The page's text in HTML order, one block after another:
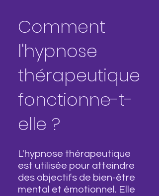
Comment
l'hypnose
thérapeutique
fonctionne-t-
elle ?
L'hypnose thérapeutique
est utilisée pour atteindre
des objectifs de bien-être
mental et émotionnel. Elle